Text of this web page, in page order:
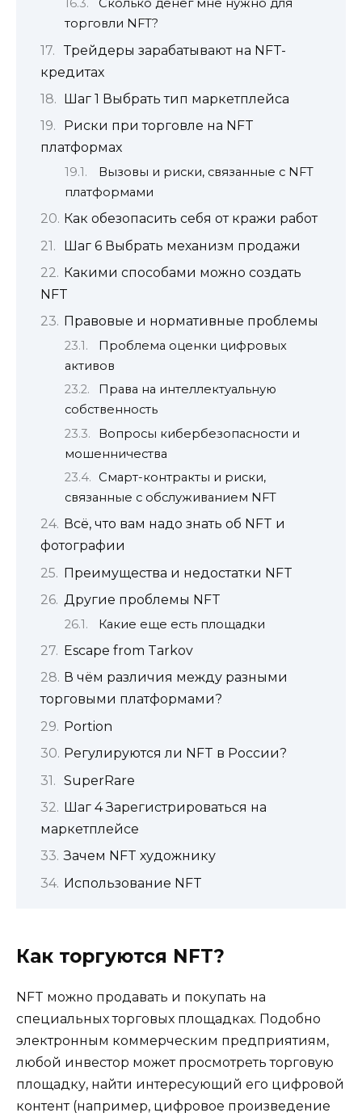
Сколько денег мне нужно для
торговли NFT?
Трейдеры зарабатывают на NFT-
кредитах
Шаг 1 Выбрать тип маркетплейса
Риски при торговле на NFT
платформах
Вызовы и риски, связанные с NFT
платформами
Как обезопасить себя от кражи работ
Шаг 6 Выбрать механизм продажи
Какими способами можно создать
NFT
Правовые и нормативные проблемы
Проблема оценки цифровых
активов
Права на интеллектуальную
собственность
Вопросы кибербезопасности и
мошенничества
Смарт-контракты и риски,
связанные с обслуживанием NFT
Всё, что вам надо знать об NFT и
фотографии
Преимущества и недостатки NFT
Другие проблемы NFT
Какие еще есть площадки
Escape from Tarkov
В чём различия между разными
торговыми платформами?
Portion
Регулируются ли NFT в России?
SuperRare
Шаг 4 Зарегистрироваться на
маркетплейсе
Зачем NFT художнику
Использование NFT
Как торгуются NFT?
NFT можно продавать и покупать на
специальных торговых площадках. Подобно
электронным коммерческим предприятиям,
любой инвестор может просмотреть торговую
площадку, найти интересующий его цифровой
контент (например, цифровое произведение